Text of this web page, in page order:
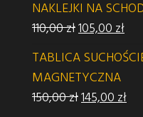
NAKLEJKI NA
110,00złPierwotna
105,00 zł
TABLICA
MAGNETYCZNA
150,00złPierwotna
145,00 zł